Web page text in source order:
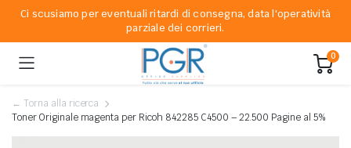
Ci scusiamo per eventuali ritardi di consegna, data l'operatività
parziale dei corrieri.
0
← Torna alla ricerca
Toner Originale magenta per Ricoh 842285 C4500 – 22.500 Pagine al 5%